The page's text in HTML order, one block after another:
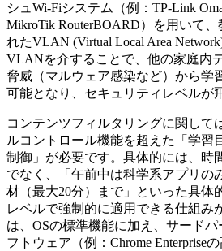
シュWi-Fiシステム（例：TP-Link
MikroTik RouterBOARD）を用いて
れたVLAN (Virtual Local Area
VLANを介することで、他の家庭内
脅威（マルウェア感染など）から学
可能となり、セキュリティレベルが
コンテンツフィルタリングに関して
ルコントロール機能を超えた「学習
制御」が必要です。具体的には、時
でなく、「午前中は科学系アプリの
材（最大20分）まで」といった具体
レベルで強制的に適用できる仕組み
は、OSの標準機能に加え、サード
フトウェア（例：Chrome Enterprise